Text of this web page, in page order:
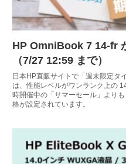
HP OmniBook 7 14-fr
（7/27 12:59 まで）
日本HP直販サイトで「週末限定タ
は、性能レベルがワンランク上の
時開催中の「サマーセール」より
格が設定されています。